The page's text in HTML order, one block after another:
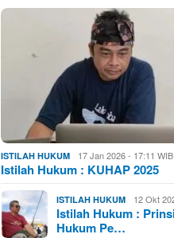
ISTILAH HUKUM 17 Jan 2026 - 17:11 WIB
Istilah Hukum : KUHAP 2025
ISTILAH HUKUM 12 Okt
Istilah Hukum :
Hukum Pe…